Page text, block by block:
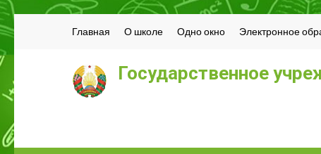
Главная О школе Одно окно Электронное
Государственное